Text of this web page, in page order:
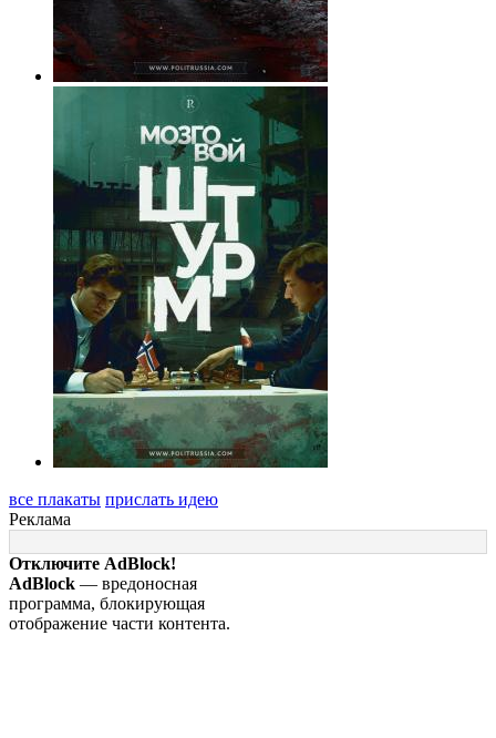
все плакаты прислать идею
Реклама
Отключите AdBlock!
AdBlock — вредоносная
программа, блокирующая
отображение части контента.